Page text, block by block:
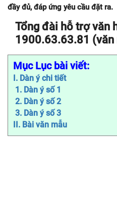
đầy đủ, đáp ứng yêu cầu đặt ra.
Tổng đài hỗ trợ văn
1900.63.63.81 (văn
Mục Lục bài viết:
I. Dàn ý chi tiết
1. Dàn ý số 1
2. Dàn ý số 2
3. Dàn ý số 3
II. Bài văn mẫu